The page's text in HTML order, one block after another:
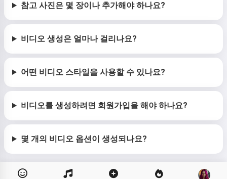
참고 사진은 몇 장이나 추가해야 하나요?
비디오 생성은 얼마나 걸리나요?
어떤 비디오 스타일을 사용할 수 있나요?
비디오를 생성하려면 회원가입을 해야 하나요?
몇 개의 비디오 옵션이 생성되나요?